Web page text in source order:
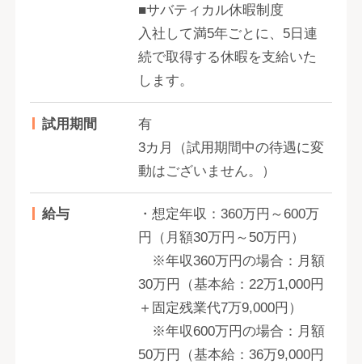
■サバティカル休暇制度
入社して満5年ごとに、5日連
続で取得する休暇を支給いた
します。
試用期間
有
3カ月（試用期間中の待遇に変
動はございません。）
給与
・想定年収：360万円～600万
円（月額30万円～50万円）
※年収360万円の場合：月額
30万円（基本給：22万1,000円
＋固定残業代7万9,000円）
※年収600万円の場合：月額
50万円（基本給：36万9,000円